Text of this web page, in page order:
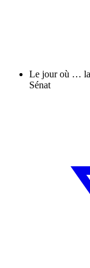
Le jour où … la
Sénat